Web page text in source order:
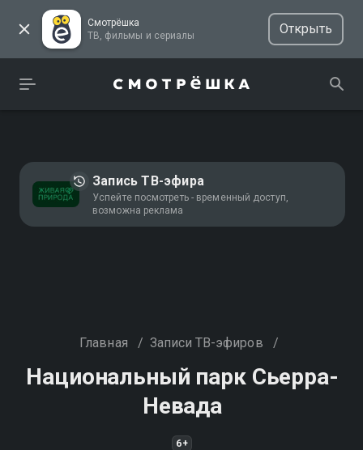
Смотрёшка
ТВ, фильмы и сериалы
Открыть
Запись ТВ-эфира
Успейте посмотреть - временный доступ,
возможна реклама
Главная / Записи ТВ-эфиров /
Национальный парк Сьерра-
Невада
6+